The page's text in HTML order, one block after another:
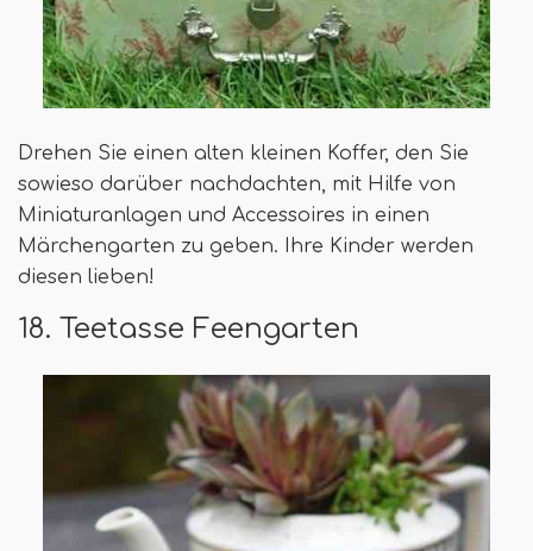
Drehen Sie einen alten kleinen Koffer, den Sie
sowieso darüber nachdachten, mit Hilfe von
Miniaturanlagen und Accessoires in einen
Märchengarten zu geben. Ihre Kinder werden
diesen lieben!
18. Teetasse Feengarten